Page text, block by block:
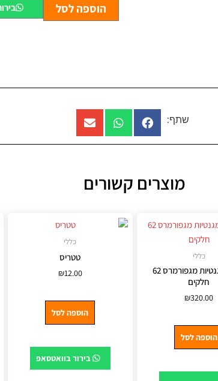
מצלמות
הוספה לסל
שתף:
מוצרים קשורים
כללי
צורות מגנטיות מגפורמרס 62
חלקים
₪320.00
הוספה לסל
כללי
טטריס
₪12.00
הוספה לסל
בירור בוואטסאפ